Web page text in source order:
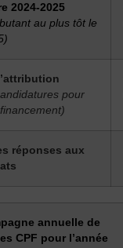
2024-2025
au plus tôt le
pour
réponses aux
annuelle de
CPF pour l’année